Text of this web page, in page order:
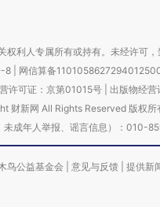
利人专属所有或持有。未经许可
-8 网信算备
许可证：京第01015号| 出版物经
财新网 All Rights Reserved 版权所
未成年人举报、谣言信息）：
鸟公益基金会 意见与反馈 提供新